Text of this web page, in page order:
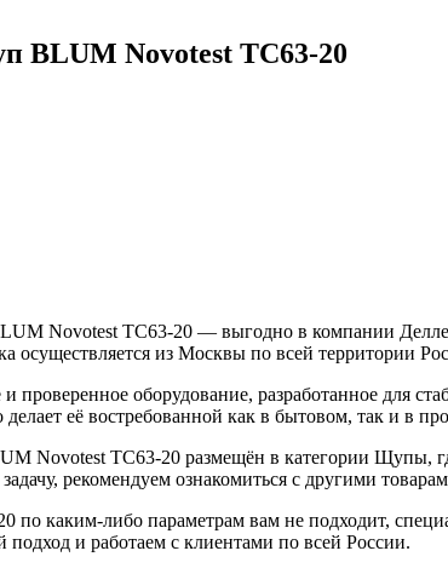
BLUM Novotest TC63-20
Novotest TC63-20 — выгодно в компании
осуществляется из Москвы по всей территории
оборудование, разработанное для
делает её востребованной как в бытовом, так и в
Novotest TC63-20 размещён в категории Щупы,
рекомендуем ознакомиться с другими
по каким-либо параметрам вам не подходит,
и работаем с клиентами по всей России.